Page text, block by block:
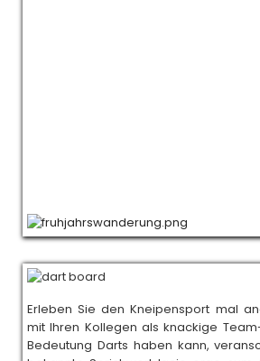
Erleben Sie den Kneipensport mal
mit Ihren Kollegen als knackige
Bedeutung Darts haben kann,